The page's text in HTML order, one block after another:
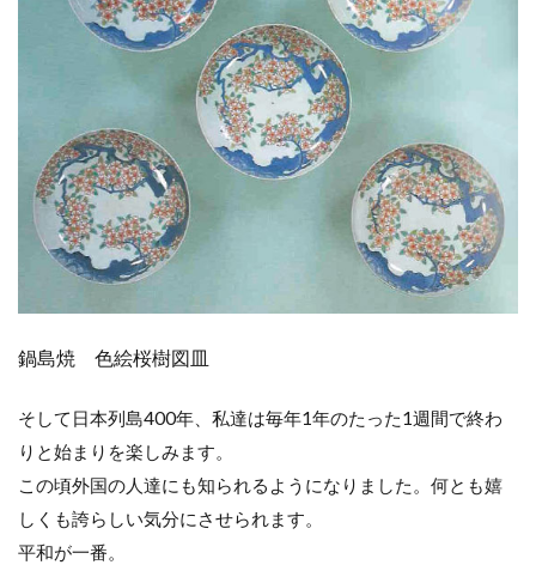
鍋島焼 色絵桜樹図皿
そして日本列島400年、私達は毎年1年のたった1週間で終わ
りと始まりを楽しみます。
この頃外国の人達にも知られるようになりました。何とも嬉
しくも誇らしい気分にさせられます。
平和が一番。